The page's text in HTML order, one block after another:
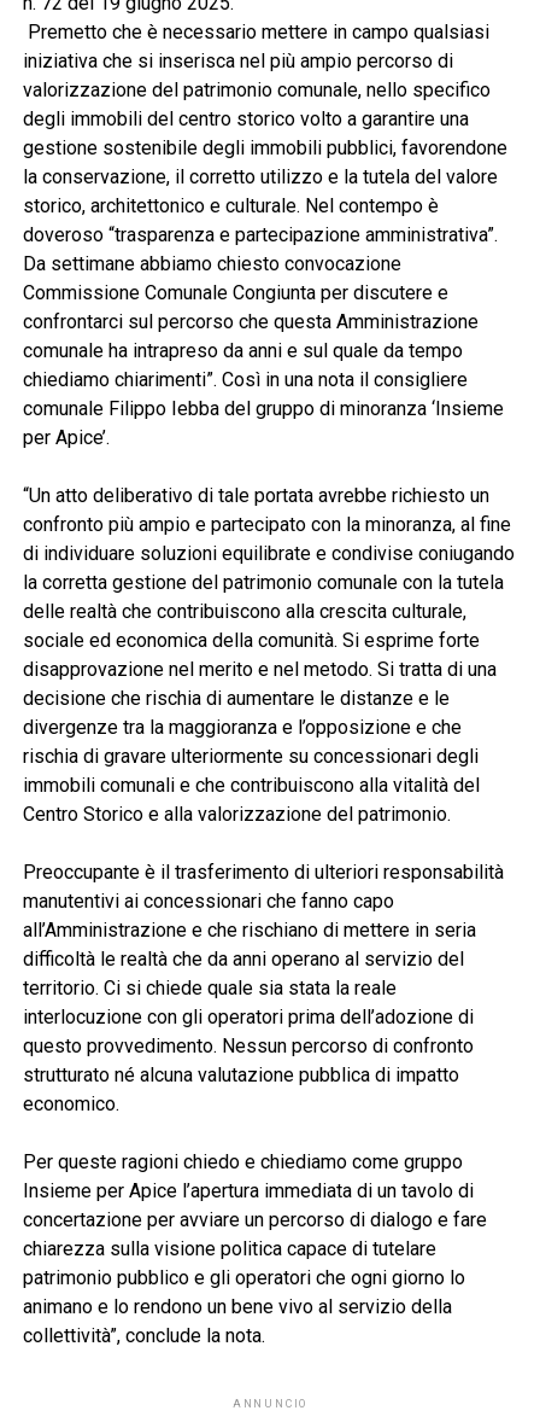
Premetto che è necessario mettere in campo qualsiasi
iniziativa che si inserisca nel più ampio percorso di
valorizzazione del patrimonio comunale, nello specifico
degli immobili del centro storico volto a garantire una
gestione sostenibile degli immobili pubblici, favorendone
la conservazione, il corretto utilizzo e la tutela del valore
storico, architettonico e culturale. Nel contempo è
doveroso “trasparenza e partecipazione amministrativa”.
Da settimane abbiamo chiesto convocazione
Commissione Comunale Congiunta per discutere e
confrontarci sul percorso che questa Amministrazione
comunale ha intrapreso da anni e sul quale da tempo
chiediamo chiarimenti”. Così in una nota il consigliere
comunale Filippo Iebba del gruppo di minoranza ‘Insieme
per Apice’.
“Un atto deliberativo di tale portata avrebbe richiesto un
confronto più ampio e partecipato con la minoranza, al fine
di individuare soluzioni equilibrate e condivise coniugando
la corretta gestione del patrimonio comunale con la tutela
delle realtà che contribuiscono alla crescita culturale,
sociale ed economica della comunità. Si esprime forte
disapprovazione nel merito e nel metodo. Si tratta di una
decisione che rischia di aumentare le distanze e le
divergenze tra la maggioranza e l’opposizione e che
rischia di gravare ulteriormente su concessionari degli
immobili comunali e che contribuiscono alla vitalità del
Centro Storico e alla valorizzazione del patrimonio.
Preoccupante è il trasferimento di ulteriori responsabilità
manutentivi ai concessionari che fanno capo
all’Amministrazione e che rischiano di mettere in seria
difficoltà le realtà che da anni operano al servizio del
territorio. Ci si chiede quale sia stata la reale
interlocuzione con gli operatori prima dell’adozione di
questo provvedimento. Nessun percorso di confronto
strutturato né alcuna valutazione pubblica di impatto
economico.
Per queste ragioni chiedo e chiediamo come gruppo
Insieme per Apice l’apertura immediata di un tavolo di
concertazione per avviare un percorso di dialogo e fare
chiarezza sulla visione politica capace di tutelare
patrimonio pubblico e gli operatori che ogni giorno lo
animano e lo rendono un bene vivo al servizio della
collettività”, conclude la nota.
ANNUNCIO